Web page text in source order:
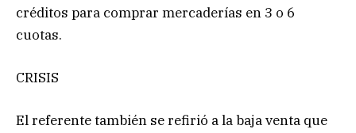
créditos para comprar mercaderías en 3 o 6
cuotas.
CRISIS
El referente también se refirió a la baja venta que